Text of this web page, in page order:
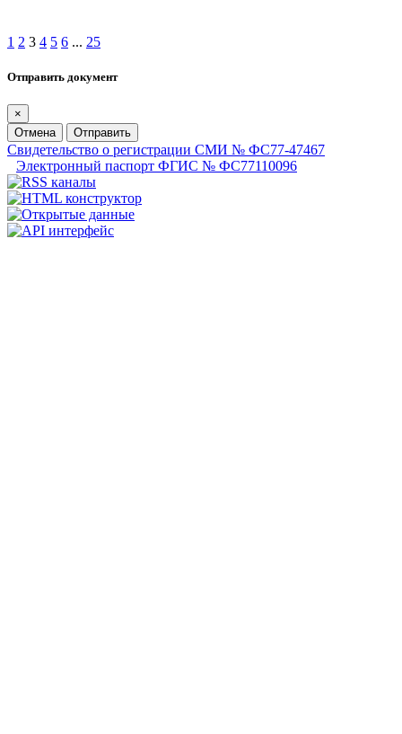
1 2 3 4 5 6 ... 25
Отправить документ
×
Отмена
Отправить
Свидетельство о регистрации СМИ № ФС77-47467
Электронный паспорт ФГИС № ФС77110096